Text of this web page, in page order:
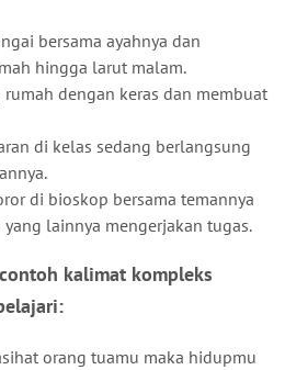
bersama ayahnya dan
hingga larut malam.
dengan keras dan membuat
di kelas sedang berlangsung
di bioskop bersama temannya
lainnya mengerjakan tugas.
kalimat kompleks
orang tuamu maka hidupmu